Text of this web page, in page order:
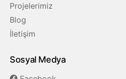
Projelerimiz
Blog
İletişim
Sosyal Medya